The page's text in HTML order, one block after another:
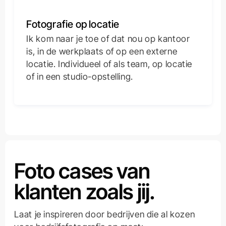
Fotografie op locatie
Ik kom naar je toe of dat nou op kantoor
is, in de werkplaats of op een externe
locatie. Individueel of als team, op locatie
of in een studio-opstelling.
Foto cases van
klanten zoals jij.
Laat je inspireren door bedrijven die al kozen